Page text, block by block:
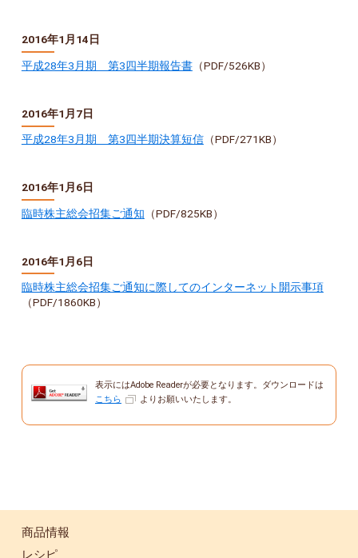
2016年1月14日
平成28年3月期 第3四半期報告書（PDF/526KB）
2016年1月7日
平成28年3月期 第3四半期決算短信（PDF/271KB）
2016年1月6日
臨時株主総会招集ご通知 （PDF/825KB）
2016年1月6日
臨時株主総会招集ご通知に際してのインターネット開示事項
（PDF/1860KB）
表示にはAdobe Readerが必要となります。ダウンロードは
こちら
よりお願いいたします。
商品情報
レシピ